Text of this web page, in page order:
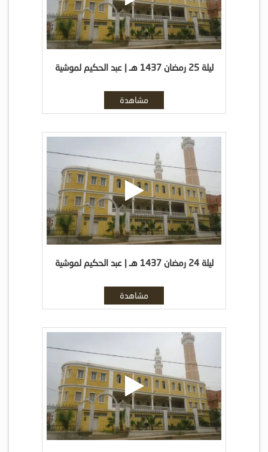
ليلة 25 رمضان 1437 هـ | عبد الحكيم لموشية
مشاهدة
ليلة 24 رمضان 1437 هـ | عبد الحكيم لموشية
مشاهدة